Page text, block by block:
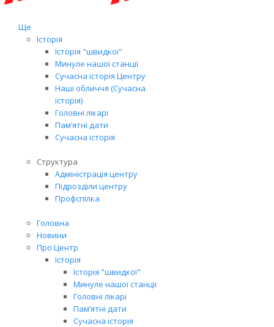
Ще
Історія
Історія "швидкої"
Минуле нашої станції
Сучасна історія Центру
Наші обличчя (Сучасна
історія)
Головні лікарі
Пам’ятні дати
Сучасна історія
Структура
Адміністрація центру
Підрозділи центру
Профспілка
Головна
Новини
Про Центр
Історія
Історія "швидкої"
Минуле нашої станції
Головні лікарі
Пам’ятні дати
Сучасна історія